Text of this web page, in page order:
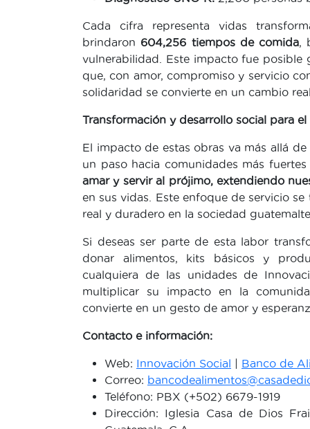
Cada cifra representa vidas
brindaron 604,256 tiempos de comida,
vulnerabilidad. Este impacto fue posible
que, con amor, compromiso y servicio
solidaridad se convierte en un cambio
Transformación y desarrollo social para el
El impacto de estas obras va más allá
un paso hacia comunidades más fuertes
amar y servir al prójimo, extendiendo
en sus vidas. Este enfoque de servicio
real y duradero en la sociedad
Si deseas ser parte de esta labor
donar alimentos, kits básicos y
cualquiera de las unidades de
multiplicar su impacto en la
convierte en un gesto de amor y
Contacto e información:
Web: Innovación Social | Banco de
Correo:
Teléfono: PBX (+502) 6679-1919
Dirección: Iglesia Casa de Dios